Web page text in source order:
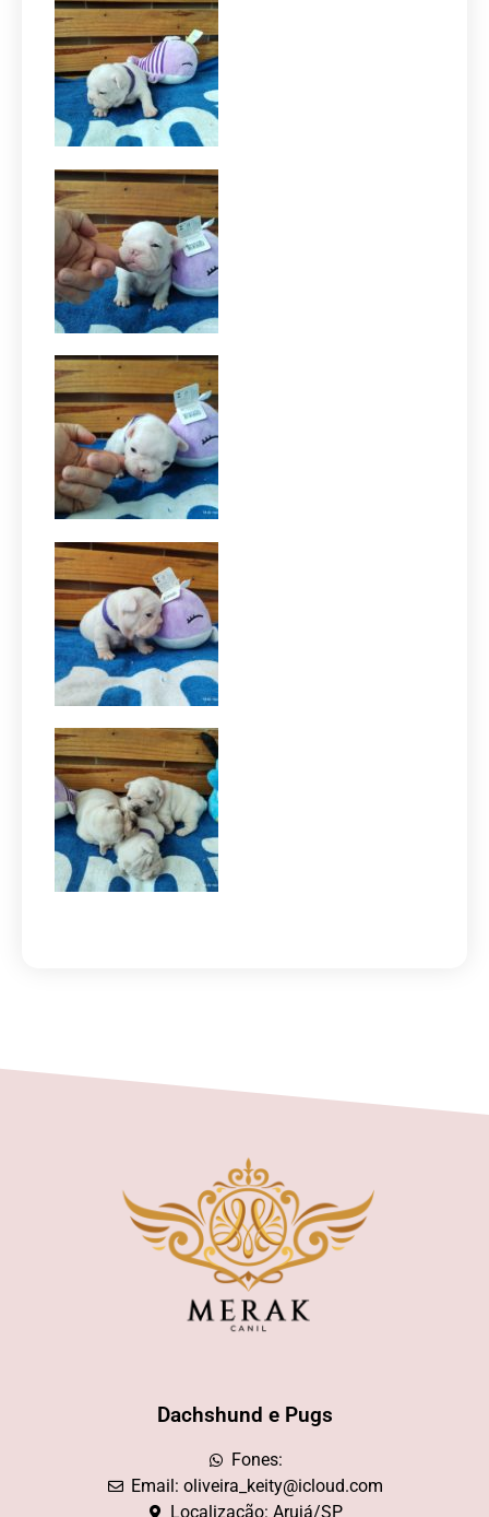
Dachshund e Pugs
Fones:
Email: oliveira_keity@icloud.com
Localização: Arujá/SP